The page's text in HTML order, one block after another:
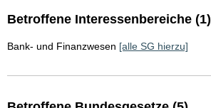
Betroffene Interessenbereiche (1)
Bank- und Finanzwesen [alle SG hierzu]